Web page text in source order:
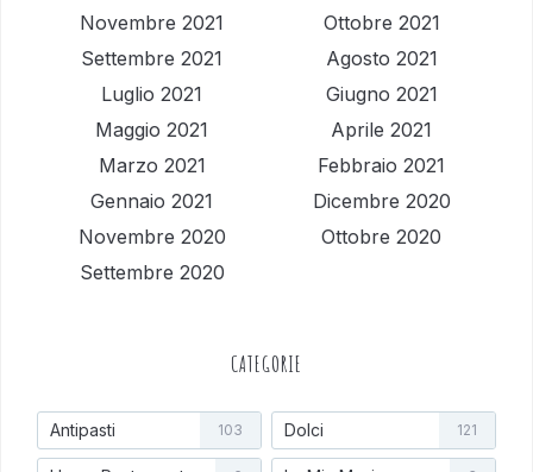
Novembre 2021
Ottobre 2021
Settembre 2021
Agosto 2021
Luglio 2021
Giugno 2021
Maggio 2021
Aprile 2021
Marzo 2021
Febbraio 2021
Gennaio 2021
Dicembre 2020
Novembre 2020
Ottobre 2020
Settembre 2020
CATEGORIE
Antipasti 103 Dolci 121